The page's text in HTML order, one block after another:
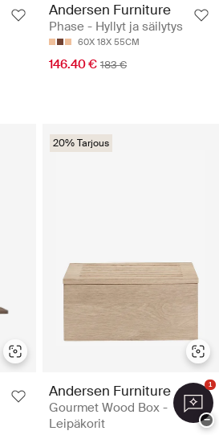
Andersen Furniture
Phase - Hyllyt ja säilytys
60X 18X 55CM
146.40 € 183 €
20% Tarjous
Andersen Furniture
Gourmet Wood Box -
Leipäkorit
1
−